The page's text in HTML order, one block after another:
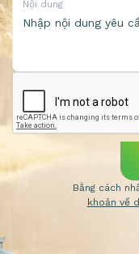
Nội dung
Bằng cách
khoản về